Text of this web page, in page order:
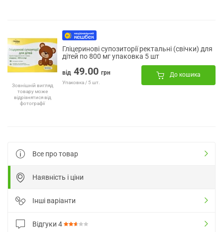
Зовнішній вигляд
товару може
відрізнятися від
фотографії
Гліцеринові супозиторії ректальні (свічки) для
дітей по 800 мг упаковка 5 шт
від 49.00 грн
Упаковка / 5 шт.
До кошика
Все про товар
Наявність і ціни
Інші варіанти
Відгуки 4